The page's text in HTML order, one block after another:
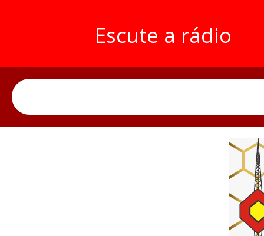
Escute a rádio